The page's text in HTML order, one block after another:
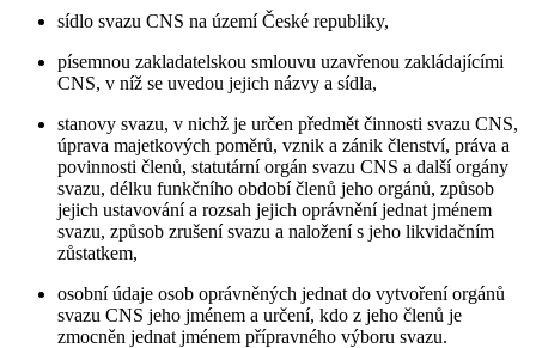
sídlo svazu CNS na území České republiky,
písemnou zakladatelskou smlouvu uzavřenou zakládajícími
CNS, v níž se uvedou jejich názvy a sídla,
stanovy svazu, v nichž je určen předmět činnosti svazu CNS,
úprava majetkových poměrů, vznik a zánik členství, práva a
povinnosti členů, statutární orgán svazu CNS a další orgány
svazu, délku funkčního období členů jeho orgánů, způsob
jejich ustavování a rozsah jejich oprávnění jednat jménem
svazu, způsob zrušení svazu a naložení s jeho likvidačním
zůstatkem,
osobní údaje osob oprávněných jednat do vytvoření orgánů
svazu CNS jeho jménem a určení, kdo z jeho členů je
zmocněn jednat jménem přípravného výboru svazu.